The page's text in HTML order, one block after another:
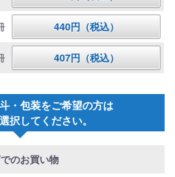
440円（税込）
407円（税込）
・包装をご希望の方は
択してください。
のお買い物